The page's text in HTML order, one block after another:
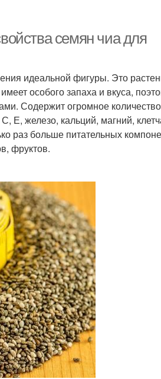
семян чиа для
идеальной фигуры. Это
особого запаха и вкуса,
Содержит огромное количество
железо, кальций, магний,
раз больше питательных
фруктов.